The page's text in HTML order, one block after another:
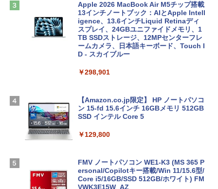
Apple 2026 MacBook Air M5チップ搭載
13インチノートブック：AIとApple Intell
igence、13.6インチLiquid Retinaディ
スプレイ、24GBユニファイドメモリ、1
TB SSDストレージ、12MPセンターフレ
ームカメラ、日本語キーボード、Touch I
D - スカイブルー
￥298,901
【Amazon.co.jp限定】 HP ノートパソコ
ン 15-fd 15.6インチ 16GBメモリ 512GB
SSD インテル Core 5
￥129,800
FMV ノートパソコン WE1-K3 (MS 365 P
ersonal/Copilotキー搭載/Win 11/15.6型/
Core i5/16GB/SSD 512GB/ホワイト) FM
VWK3E15W_AZ